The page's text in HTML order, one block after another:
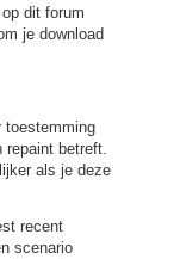
dit forum
je download
toestemming
repaint betreft.
als je deze
recent
scenario